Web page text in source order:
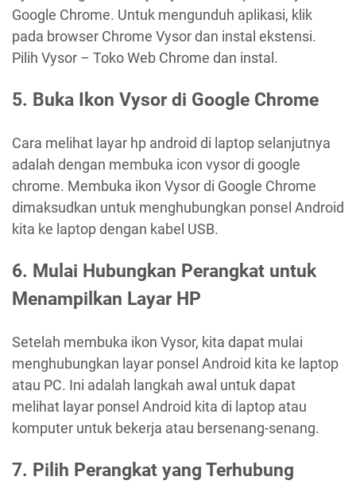
Google Chrome. Untuk mengunduh aplikasi, klik
pada browser Chrome Vysor dan instal ekstensi.
Pilih Vysor – Toko Web Chrome dan instal.
5. Buka Ikon Vysor di Google Chrome
Cara melihat layar hp android di laptop selanjutnya
adalah dengan membuka icon vysor di google
chrome. Membuka ikon Vysor di Google Chrome
dimaksudkan untuk menghubungkan ponsel Android
kita ke laptop dengan kabel USB.
6. Mulai Hubungkan Perangkat untuk
Menampilkan Layar HP
Setelah membuka ikon Vysor, kita dapat mulai
menghubungkan layar ponsel Android kita ke laptop
atau PC. Ini adalah langkah awal untuk dapat
melihat layar ponsel Android kita di laptop atau
komputer untuk bekerja atau bersenang-senang.
7. Pilih Perangkat yang Terhubung